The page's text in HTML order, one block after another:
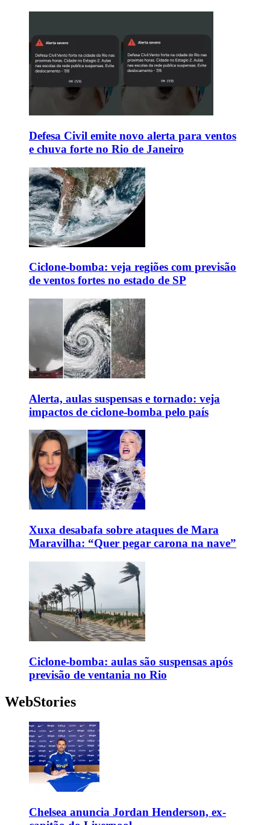
Defesa Civil emite novo alerta para ventos
e chuva forte no Rio de Janeiro
Ciclone-bomba: veja regiões com previsão
de ventos fortes no estado de SP
Alerta, aulas suspensas e tornado: veja
impactos de ciclone-bomba pelo país
Xuxa desabafa sobre ataques de Mara
Maravilha: “Quer pegar carona na nave”
Ciclone-bomba: aulas são suspensas após
previsão de ventania no Rio
WebStories
Chelsea anuncia Jordan Henderson, ex-